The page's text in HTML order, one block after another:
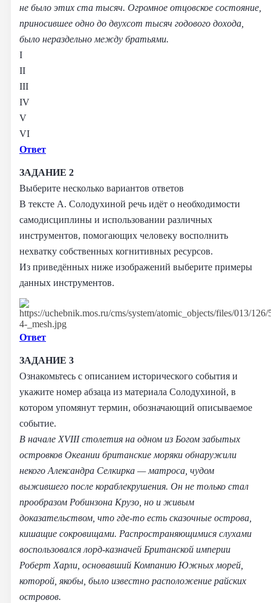
не было этих ста тысяч. Огромное отцовское состояние,
приносившее одно до двухсот тысяч годового дохода,
было нераздельно между братьями.
I
II
III
IV
V
VI
Ответ
ЗАДАНИЕ 2
Выберите несколько вариантов ответов
В тексте А. Солодухиной речь идёт о необходимости
самодисциплины и использовании различных
инструментов, помогающих человеку восполнить
нехватку собственных когнитивных ресурсов.
Из приведённых ниже изображений выберите примеры
данных инструментов.
Ответ
ЗАДАНИЕ 3
Ознакомьтесь с описанием исторического события и
укажите номер абзаца из материала Солодухиной, в
котором упомянут термин, обозначающий описываемое
событие.
В начале XVIII столетия на одном из Богом забытых
островков Океании британские моряки обнаружили
некого Александра Селкирка — матроса, чудом
выжившего после кораблекрушения. Он не только стал
прообразом Робинзона Крузо, но и живым
доказательством, что где-то есть сказочные острова,
кишащие сокровищами. Распространяющимися слухами
воспользовался лорд-казначей Британской империи
Роберт Харли, основавший Компанию Южных морей,
которой, якобы, было известно расположение райских
островов.